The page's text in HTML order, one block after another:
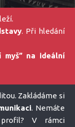
. Při hledání
myš” na ideální
Zakládáme si
. Nemáte
V rámci